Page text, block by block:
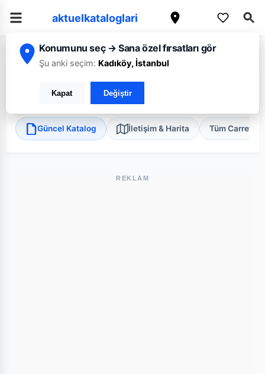
aktuelkataloglari
Konumunu seç → Sana özel fırsatları gör
Şu anki seçim: Kadıköy, İstanbul
Kapat Değiştir
Ana Sayfa/İzmir/CarrefourSA/İzmir Seferihisar As Gold Mini
Seferihisar, İzmir
Güncel Katalog İletişim & Harita Tüm
REKLAM